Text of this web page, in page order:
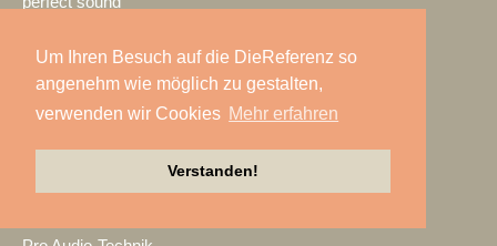
Um Ihren Besuch auf die DieReferenz so
angenehm wie möglich zu gestalten,
verwenden wir Cookies Mehr erfahren
Verstanden!
PIK AG
Point Source Audio
POOLgroup
PowerLightsAugsburg
preworks